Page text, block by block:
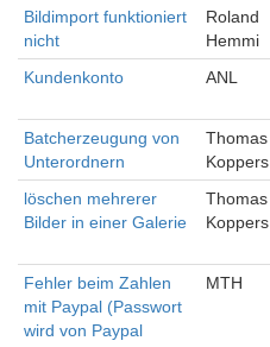
Bildimport funktioniert
nicht
Roland
Hemmi
Kundenkonto ANL
Batcherzeugung von
Unterordnern
Thomas
Koppers
löschen mehrerer
Bilder in einer Galerie
Thomas
Koppers
Fehler beim Zahlen
mit Paypal (Passwort
wird von Paypal
MTH